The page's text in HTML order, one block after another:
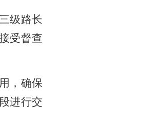
级路长
受督查
，确保
进行交